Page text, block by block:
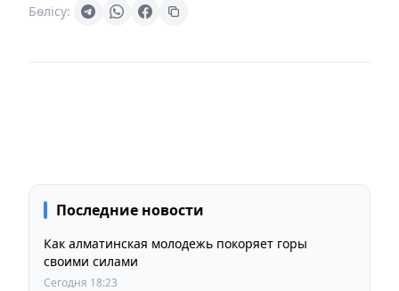
Бөлісу:
Последние новости
Как алматинская молодежь покоряет горы
своими силами
Сегодня 18:23